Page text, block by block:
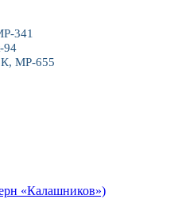
341
94
МР-655
«Калашников»)